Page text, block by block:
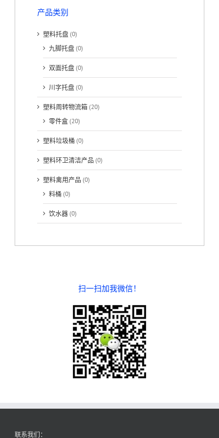
产品类别
塑料托盘(0)
九脚托盘(0)
双面托盘(0)
川字托盘(0)
塑料周转物流箱(20)
零件盒(20)
塑料垃圾桶 (0)
塑料环卫清洁产品 (0)
塑料禽用产品 (0)
料桶 (0)
饮水器(0)
扫一扫加我微信！
联系我们：